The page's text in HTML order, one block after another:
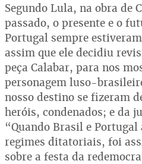
Segundo Lula, na obra de
passado, o presente e o
Portugal sempre
assim que ele decidiu
peça Calabar, para nos
personagem luso-
nosso destino se fizeram
heróis, condenados; e da
“Quando Brasil e
regimes ditatoriais, foi
sobre a festa da